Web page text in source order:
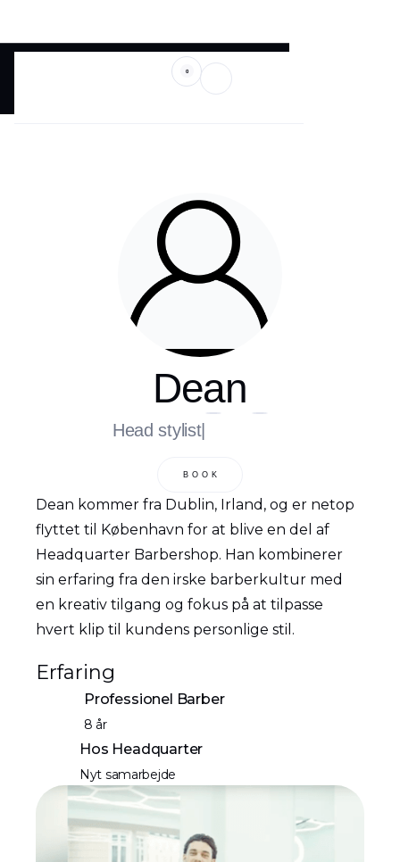
0
Dean
Head stylist|
BOOK
Dean kommer fra Dublin, Irland, og er netop
flyttet til København for at blive en del af
Headquarter Barbershop. Han kombinerer
sin erfaring fra den irske barberkultur med
en kreativ tilgang og fokus på at tilpasse
hvert klip til kundens personlige stil.
Erfaring
Professionel Barber
8 år
Hos Headquarter
Nyt samarbejde